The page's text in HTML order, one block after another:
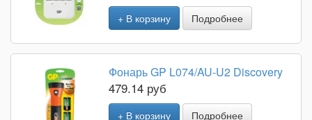
+ В корзину Подробнее
Фонарь GP L074/AU-U2 Discovery
479.14 руб
+ В корзину Подробнее